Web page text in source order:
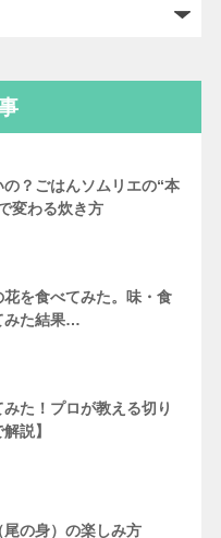
？ごはんソムリエの“本
変わる炊き方
花を食べてみた。味・食
みた結果…
た！プロが教える切り
説】
の身）の楽しみ方